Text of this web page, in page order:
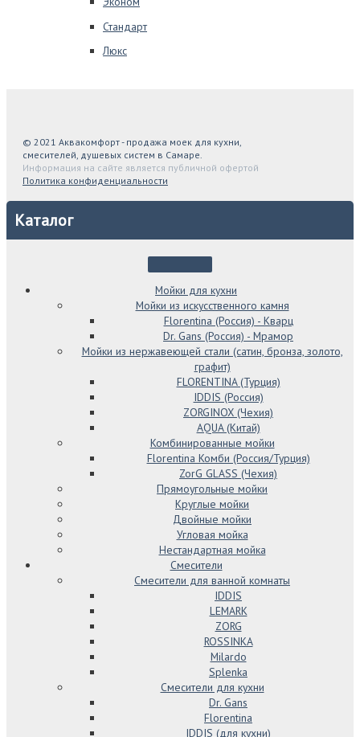
Стандарт
Люкс
© 2021 Аквакомфорт - продажа моек для кухни,
смесителей, душевых систем в Самаре.
Информация на сайте является публичной офертой
Политика конфиденциальности
Каталог
Мойки для кухни
Мойки из искусственного камня
Florentina (Россия) - Кварц
Dr. Gans (Россия) - Мрамор
Мойки из нержавеющей стали (сатин, бронза, золото,
графит)
FLORENTINA (Турция)
IDDIS (Россия)
ZORGINOX (Чехия)
AQUA (Китай)
Комбинированные мойки
Florentina Комби (Россия/Турция)
ZorG GLASS (Чехия)
Прямоугольные мойки
Круглые мойки
Двойные мойки
Угловая мойка
Нестандартная мойка
Смесители
Смесители для ванной комнаты
IDDIS
LEMARK
ZORG
ROSSINKA
Milardo
Splenka
Смесители для кухни
Dr. Gans
Florentina
IDDIS (для кухни)